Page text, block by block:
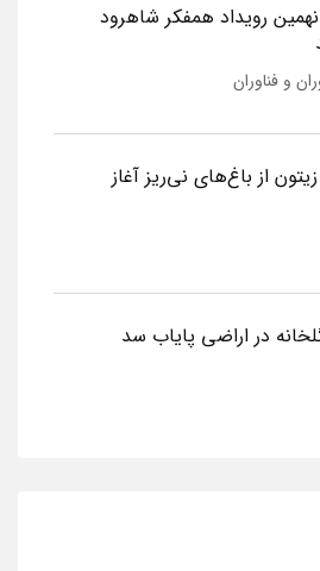
رویداد همفکر شاهرود
و فناوران
از باغ‌های نی‌ریز آغاز
در اراضی پایاب سد